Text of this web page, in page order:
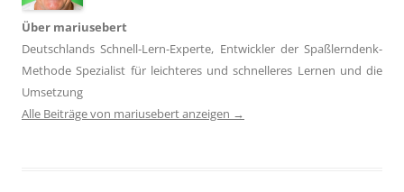
Über mariusebert
Deutschlands Schnell-Lern-Experte, Entwickler der Spaßlerndenk-
Methode Spezialist für leichteres und schnelleres Lernen und die
Umsetzung
Alle Beiträge von mariusebert anzeigen →